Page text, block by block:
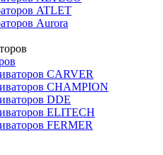
ATLET
Aurora
CARVER
CHAMPION
DDE
ELITECH
FERMER